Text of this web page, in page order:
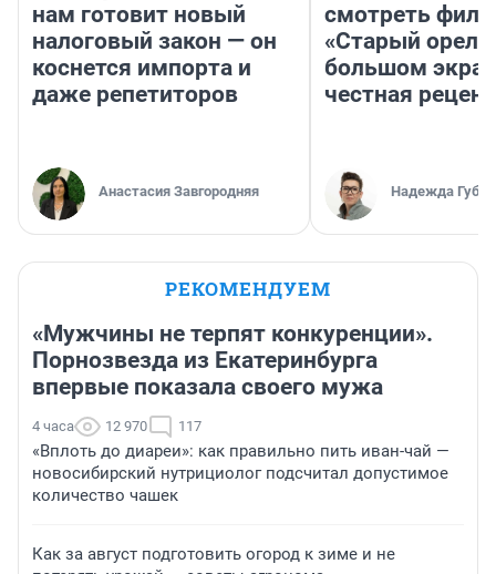
нам готовит новый
налоговый закон — он
коснется импорта и
даже репетиторов
Анастасия Завгородняя
смотреть
«Старый орел»
большом
честная
Надежда
РЕКОМЕНДУЕМ
«Мужчины не терпят конкуренции».
Порнозвезда из Екатеринбурга
впервые показала своего мужа
4 часа 12 970 117
«Вплоть до диареи»: как правильно пить иван-чай —
новосибирский нутрициолог подсчитал допустимое
количество чашек
Как за август подготовить огород к зиме и не